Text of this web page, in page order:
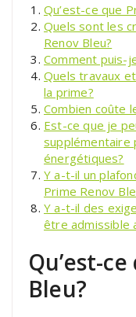
Qu’est-ce que
Quels sont les
Renov Bleu?
Comment puis-
Quels travaux
la prime?
Combien coûte
Est-ce que je
supplémentaire
énergétiques?
Y a-t-il un
Prime Renov
Y a-t-il des
être admissible
Qu’est-
Bleu?